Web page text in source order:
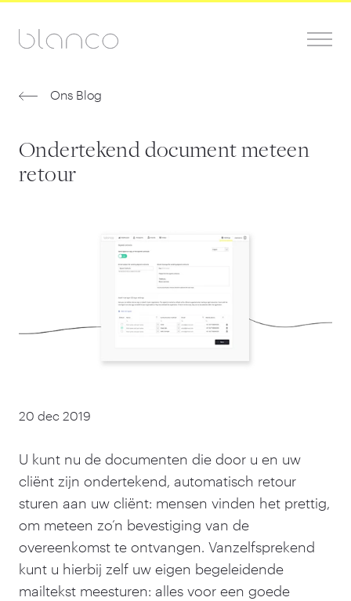
Ons Blog
Ondertekend document meteen
retour
20 dec 2019
U kunt nu de documenten die door u en uw
cliënt zijn ondertekend, automatisch retour
sturen aan uw cliënt: mensen vinden het prettig,
om meteen zo’n bevestiging van de
overeenkomst te ontvangen. Vanzelfsprekend
kunt u hierbij zelf uw eigen begeleidende
mailtekst meesturen: alles voor een goede